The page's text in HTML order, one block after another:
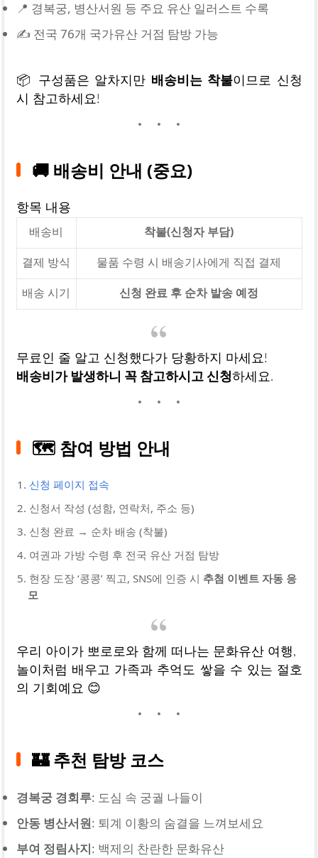
📍 경복궁, 병산서원 등 주요 유산 일러스트 수록
✍️ 전국 76개 국가유산 거점 탐방 가능
📦 구성품은 알차지만 배송비는 착불이므로 신청
시 참고하세요!
🚚 배송비 안내 (중요)
항목 내용
배송비
착불(신청자 부담)
결제 방식
물품 수령 시 배송기사에게 직접 결제
배송 시기
신청 완료 후 순차 발송 예정
무료인 줄 알고 신청했다가 당황하지 마세요!
배송비가 발생하니 꼭 참고하시고 신청하세요.
🗺️ 참여 방법 안내
신청 페이지 접속
신청서 작성 (성함, 연락처, 주소 등)
신청 완료 → 순차 배송 (착불)
여권과 가방 수령 후 전국 유산 거점 탐방
현장 도장 ‘콩콩’ 찍고, SNS에 인증 시 추첨 이벤트 자동 응
모
우리 아이가 뽀로로와 함께 떠나는 문화유산 여행,
놀이처럼 배우고 가족과 추억도 쌓을 수 있는 절호
의 기회예요 😊
🏰 추천 탐방 코스
경복궁 경회루: 도심 속 궁궐 나들이
안동 병산서원: 퇴계 이황의 숨결을 느껴보세요
부여 정림사지: 백제의 찬란한 문화유산